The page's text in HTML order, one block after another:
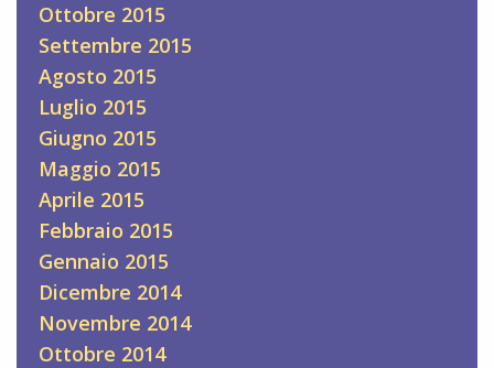
Ottobre 2015
Settembre 2015
Agosto 2015
Luglio 2015
Giugno 2015
Maggio 2015
Aprile 2015
Febbraio 2015
Gennaio 2015
Dicembre 2014
Novembre 2014
Ottobre 2014